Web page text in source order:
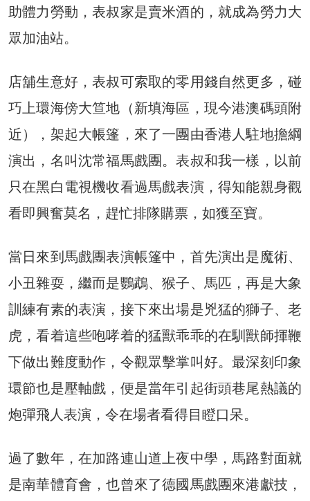
助體力勞動，表叔家是賣米酒的，就成為勞力大
眾加油站。
店舖生意好，表叔可索取的零用錢自然更多，碰
巧上環海傍大笪地（新填海區，現今港澳碼頭附
近），架起大帳篷，來了一團由香港人駐地擔綱
演出，名叫沈常福馬戲團。表叔和我一樣，以前
只在黑白電視機收看過馬戲表演，得知能親身觀
看即興奮莫名，趕忙排隊購票，如獲至寶。
當日來到馬戲團表演帳篷中，首先演出是魔術、
小丑雜耍，繼而是鸚鵡、猴子、馬匹，再是大象
訓練有素的表演，接下來出場是兇猛的獅子、老
虎，看着這些咆哮着的猛獸乖乖的在馴獸師揮鞭
下做出難度動作，令觀眾擊掌叫好。最深刻印象
環節也是壓軸戲，便是當年引起街頭巷尾熱議的
炮彈飛人表演，令在場者看得目瞪口呆。
過了數年，在加路連山道上夜中學，馬路對面就
是南華體育會，也曾來了德國馬戲團來港獻技，